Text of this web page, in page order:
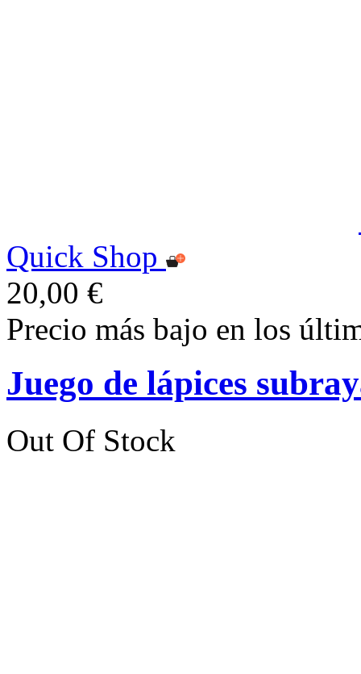
Quick Shop
20,00 €
Precio más bajo en los
Juego de lápices
Out Of Stock